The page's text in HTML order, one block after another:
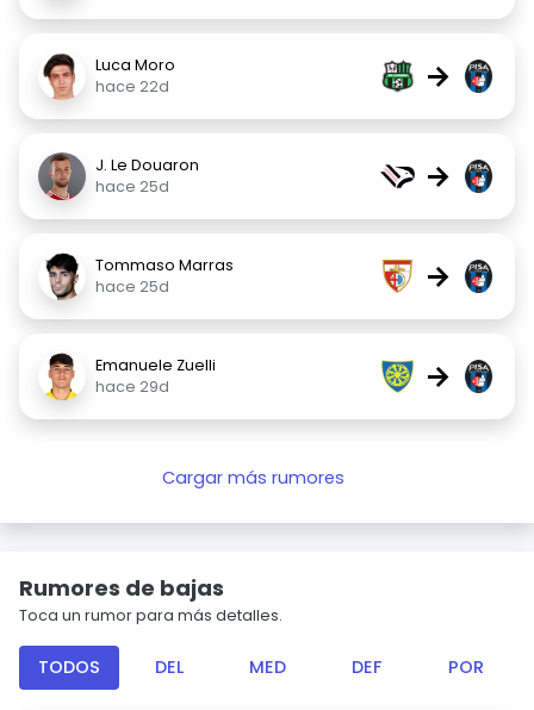
Luca Moro
hace 22d
→
J. Le Douaron
hace 25d
→
Tommaso Marras
hace 25d
→
Emanuele Zuelli
hace 29d
→
Cargar más rumores
Rumores de bajas
Toca un rumor para más detalles.
TODOS DEL MED DEF POR